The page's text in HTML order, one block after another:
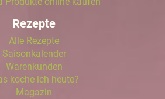
Rezepte
Alle Rezepte
Saisonkalender
Warenkunden
koche ich heute?
Magazin